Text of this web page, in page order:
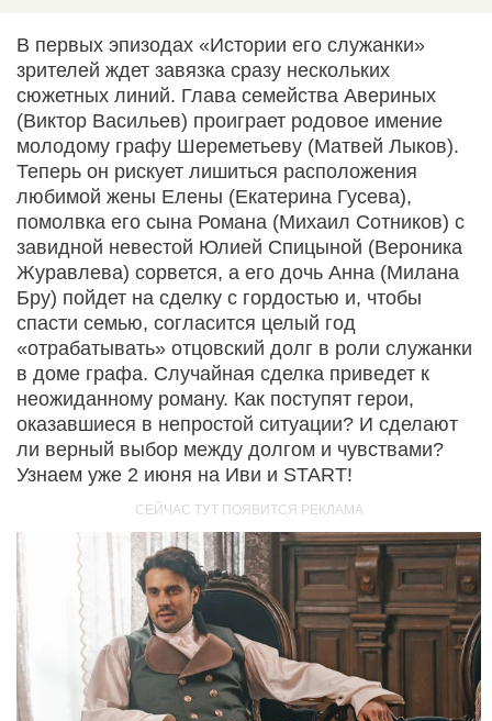
В первых эпизодах «Истории его служанки»
зрителей ждет завязка сразу нескольких
сюжетных линий. Глава семейства Авериных
(Виктор Васильев) проиграет родовое имение
молодому графу Шереметьеву (Матвей Лыков).
Теперь он рискует лишиться расположения
любимой жены Елены (Екатерина Гусева),
помолвка его сына Романа (Михаил Сотников) с
завидной невестой Юлией Спицыной (Вероника
Журавлева) сорвется, а его дочь Анна (Милана
Бру) пойдет на сделку с гордостью и, чтобы
спасти семью, согласится целый год
«отрабатывать» отцовский долг в роли служанки
в доме графа. Случайная сделка приведет к
неожиданному роману. Как поступят герои,
оказавшиеся в непростой ситуации? И сделают
ли верный выбор между долгом и чувствами?
Узнаем уже 2 июня на Иви и START!